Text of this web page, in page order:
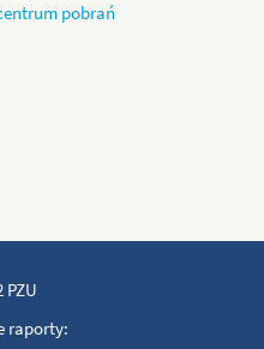
pobrań
PZU
raporty: